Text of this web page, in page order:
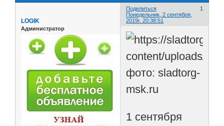
Поделиться
1
Понедельник, 2 сентября,
2019г. 20:38:51
LOGIK
Администратор
фото: sladtorg-
msk.ru
1 сентября